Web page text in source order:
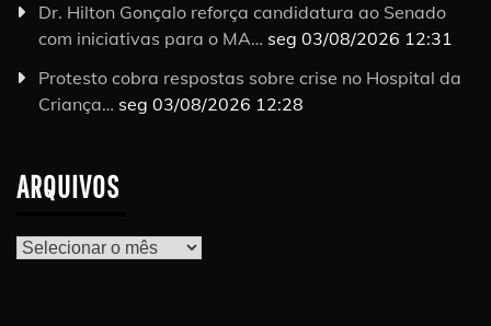
Dr. Hilton Gonçalo reforça candidatura ao Senado
com iniciativas para o MA… seg 03/08/2026 12:31
Protesto cobra respostas sobre crise no Hospital da
Criança… seg 03/08/2026 12:28
ARQUIVOS
Arquivos